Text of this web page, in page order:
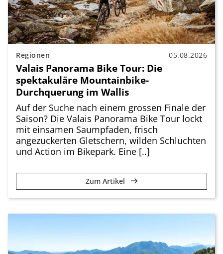
Regionen 05.08.2026
Valais Panorama Bike Tour: Die
spektakuläre Mountainbike-
Durchquerung im Wallis
Auf der Suche nach einem grossen Finale der
Saison? Die Valais Panorama Bike Tour lockt
mit einsamen Saumpfaden, frisch
angezuckerten Gletschern, wilden Schluchten
und Action im Bikepark. Eine [..]
Zum Artikel